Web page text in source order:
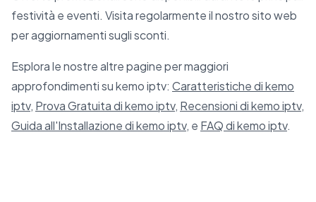
festività e eventi. Visita regolarmente il nostro sito web
per aggiornamenti sugli sconti.
Esplora le nostre altre pagine per maggiori
approfondimenti su kemo iptv: Caratteristiche di kemo
iptv, Prova Gratuita di kemo iptv, Recensioni di kemo iptv,
Guida all'Installazione di kemo iptv, e FAQ di kemo iptv.